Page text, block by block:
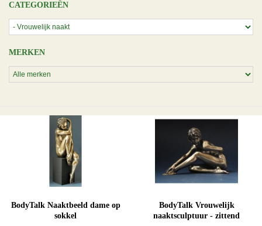
CATEGORIEËN
MERKEN
BodyTalk Naaktbeeld dame op
sokkel
BodyTalk Vrouwelijk
naaktsculptuur - zittend